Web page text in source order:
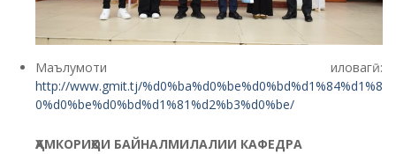
Маълумоти иловагӣ:
http://www.gmit.tj/%d0%ba%d0%be%d0%bd%d1%84%d1%8
0%d0%be%d0%bd%d1%81%d2%b3%d0%be/
ҲАМКОРИҲОИ БАЙНАЛМИЛАЛИИ КАФЕДРА